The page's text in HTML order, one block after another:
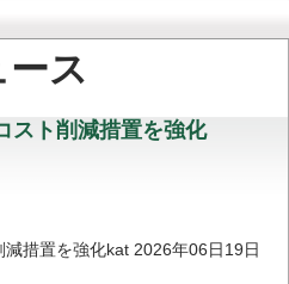
ス
スト削減措置を強化
措置を強化kat 2026年06日19日